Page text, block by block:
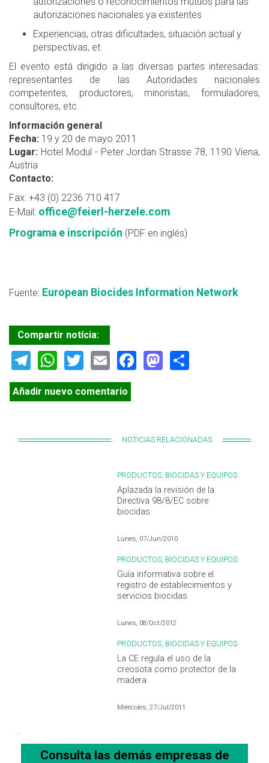
autorizaciones nacionales ya existentes
Experiencias, otras dificultades, situación actual y
perspectivas, et.
El evento está dirigido a las diversas partes interesadas:
representantes de las Autoridades nacionales
competentes, productores, minoristas, formuladores,
consultores, etc.
Información general
Fecha: 19 y 20 de mayo 2011
Lugar: Hotel Modul - Peter Jordan Strasse 78, 1190 Viena,
Austria
Contacto:
Fax: +43 (0) 2236 710 417
E-Mail: office@feierl-herzele.com
Programa e inscripción (PDF en inglés)
Fuente: European Biocides Information Network
Compartir notícia:
Telegram
WhatsApp
TwitterEmailFacebook
Mastodon
Añadir nuevo comentario
NOTICIAS RELACIONADAS
PRODUCTOS, BIOCIDAS Y EQUIPOS
Aplazada la revisión de la
Directiva 98/8/EC sobre
biocidas
Lunes, 07/Jun/2010
PRODUCTOS, BIOCIDAS Y EQUIPOS
Guía informativa sobre el
registro de establecimientos y
servicios biocidas
Lunes, 08/Oct/2012
PRODUCTOS, BIOCIDAS Y EQUIPOS
La CE regula el uso de la
creosota como protector de la
madera
Miércoles, 27/Jul/2011
.
Consulta las demás empresas de